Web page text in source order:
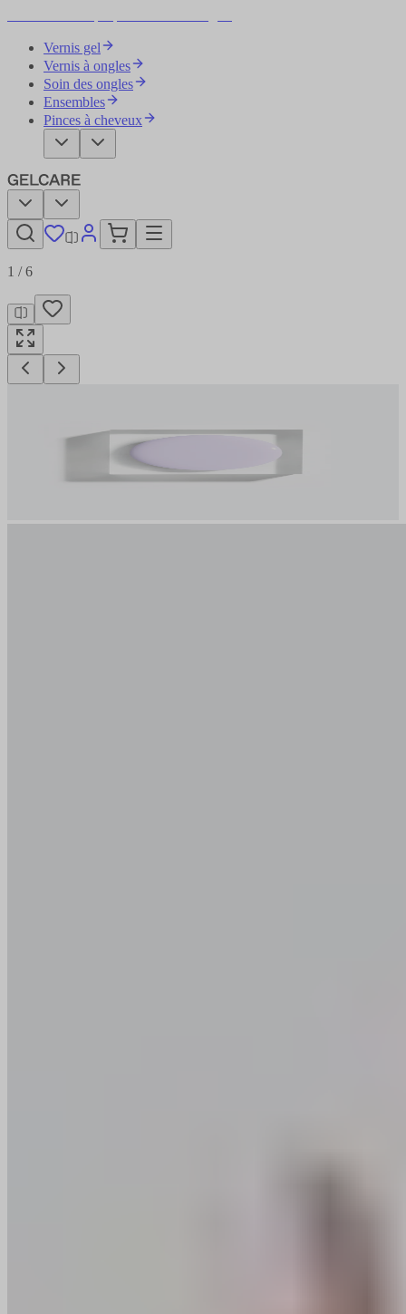
Vernis gel
Vernis à ongles
Soin des ongles
Ensembles
Pinces à cheveux
1 /6